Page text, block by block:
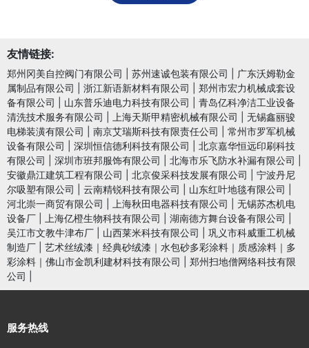
友情链接:
郑州冈美自控阀门有限公司 苏州速诚包装有限公司
广东沃姆勒金
属制品有限公司
浙江新语新材料有限公司
郑州市宏力机械成套设
备有限公司
山东普乐迪电力科技有限公司
青岛亿科净洁工业设备
清洗技术服务有限公司
上海天斯甲精密机械有限公司
无锡鑫丽骏
电梯装潢有限公司
南京艾瑞斯科技有限责任公司
常州市罗军机械
设备有限公司
深圳恒信德利科技有限公司
北京嘉华恒远印刷科技
有限公司
深圳市班邦服饰有限公司 北海市乐飞防水补漏有限公司
安徽鼎江建筑工程有限公司
北京俊采科技发展有限公司
宁波丹尼
尔吸塑有限公司
云南精锐科技有限公司 山东红叶地毯有限公司
河北崇一商贸有限公司
上海秋田电器科技有限公司
无锡苏杰机电
设备厂
上海亿橙生物科技有限公司 湖南德方舞台设备有限公司
吴江市文教牛津布厂
山西莱米科技有限公司
巩义市科威重工机械
制造厂
艺术丝绒漆｜经典砂绒漆｜水包砂多彩涂料｜质感涂料｜多
彩涂料｜佛山市金凯利建材科技有限公司
郑州扫地僧网络科技有限
公司
服务热线